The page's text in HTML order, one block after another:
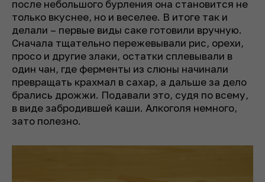
после небольшого бурления она становится не
только вкуснее, но и веселее. В итоге так и
делали – первые виды саке готовили вручную.
Сначала тщательно пережевывали рис, орехи,
просо и другие злаки, остатки сплевывали в
один чан, где ферменты из слюны начинали
превращать крахмал в сахар, а дальше за дело
брались дрожжи. Подавали это, судя по всему,
в виде забродившей каши. Алкоголя немного,
зато полезно.